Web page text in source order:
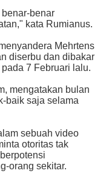
benar
kata Rumianus.
Mehrtens
diserbu dan dibakar
7 Februari lalu.
mengatakan bulan
baik saja selama
sebuah video
otoritas tak
orang sekitar.